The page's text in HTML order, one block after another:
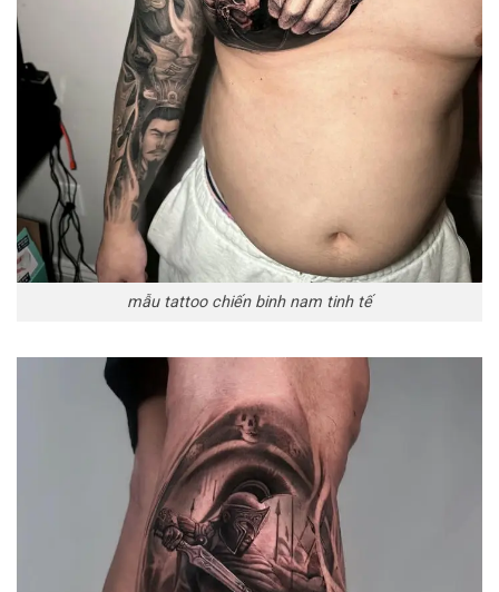
mẫu tattoo chiến binh nam tinh tế